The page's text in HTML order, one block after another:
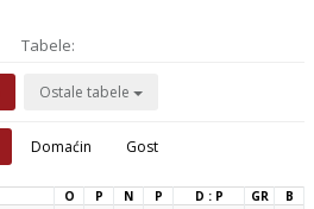
Tabele:
Ostale tabele
Domaćin Gost
O P N P D : P GR B